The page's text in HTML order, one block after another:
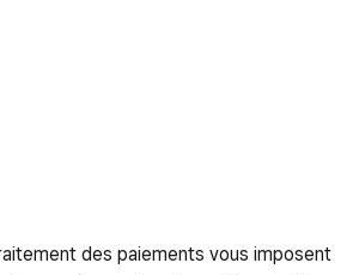
des paiements vous imposent